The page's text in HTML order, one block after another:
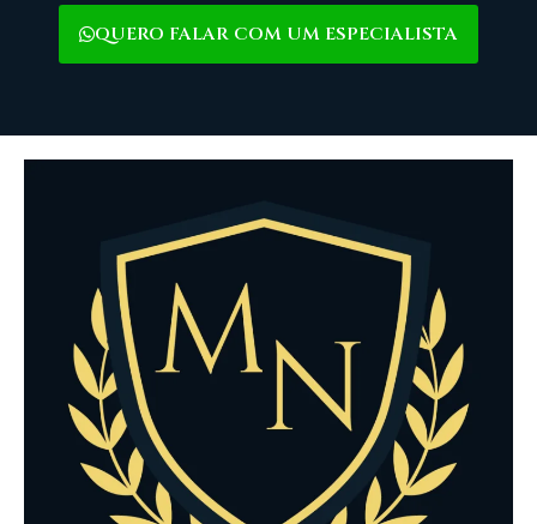
QUERO FALAR COM UM ESPECIALISTA